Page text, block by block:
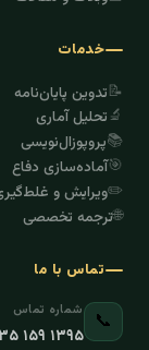
خدمات
📝تدوین پایان‌نامه
🔬تحلیل آماری
📚پروپوزال‌نویسی
🎯آماده‌سازی دفاع
✏️ویرایش و
🌐ترجمه تخصصی
تماس با ما
📞 شماره تماس
۰۹۳۵ ۱۵۹